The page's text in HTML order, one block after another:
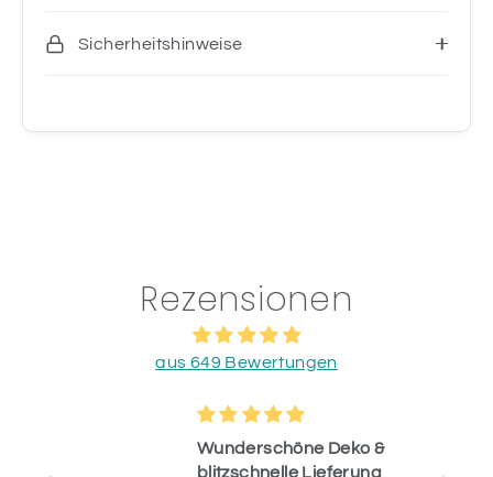
Sicherheitshinweise
Rezensionen
aus 649 Bewertungen
Wunderschöne Deko &
blitzschnelle Lieferung